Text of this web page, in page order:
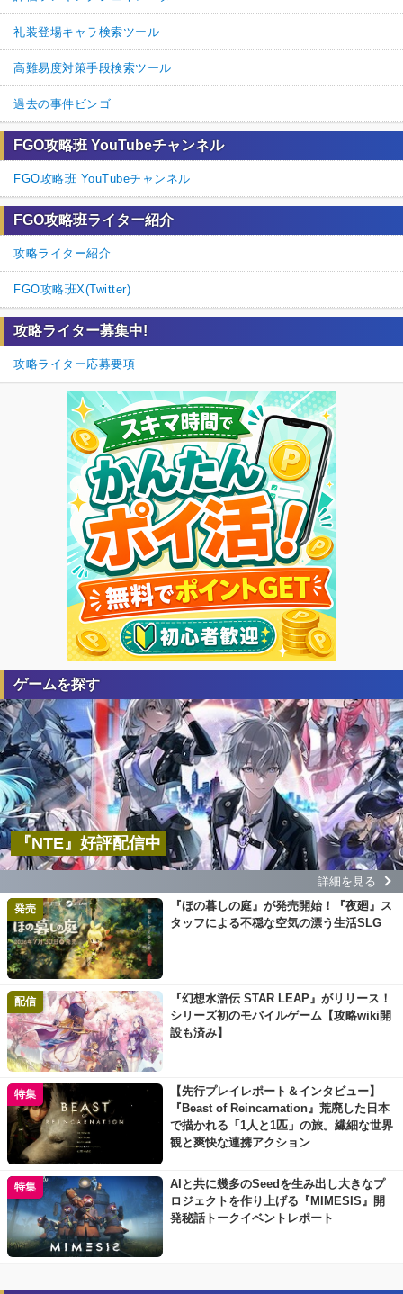
礼装登場キャラ検索ツール
高難易度対策手段検索ツール
過去の事件ビンゴ
FGO攻略班 YouTubeチャンネル
FGO攻略班 YouTubeチャンネル
FGO攻略班ライター紹介
攻略ライター紹介
FGO攻略班X(Twitter)
攻略ライター募集中!
攻略ライター応募要項
ゲームを探す
『NTE』好評配信中
詳細を見る
発売
『ほの暮しの庭』が発売開始！『夜廻』ス
タッフによる不穏な空気の漂う生活SLG
配信
『幻想水滸伝 STAR LEAP』がリリース！
シリーズ初のモバイルゲーム【攻略wiki開
設も済み】
特集
【先行プレイレポート＆インタビュー】
『Beast of Reincarnation』荒廃した日本
で描かれる「1人と1匹」の旅。繊細な世界
観と爽快な連携アクション
特集
AIと共に幾多のSeedを生み出し大きなプ
ロジェクトを作り上げる『MIMESIS』開
発秘話トークイベントレポート